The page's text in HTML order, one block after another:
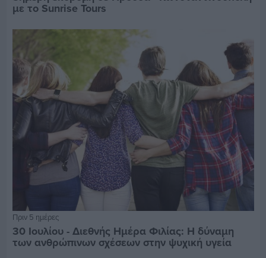
με το Sunrise Tours
Πριν 5 ημέρες
30 Ιουλίου - Διεθνής Ημέρα Φιλίας: Η δύναμη
των ανθρώπινων σχέσεων στην ψυχική υγεία